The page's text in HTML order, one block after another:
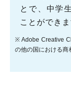
とで、中学
ことができま
※ Adobe Creative
の他の国における商